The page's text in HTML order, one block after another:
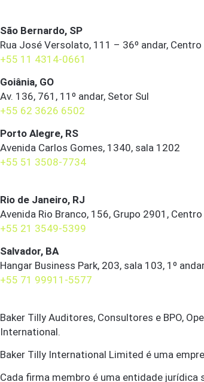
São Bernardo, SP
Rua José Versolato, 111 – 36º andar, Centro
+55 11 4314-0661
Goiânia, GO
Av. 136, 761, 11º andar, Setor Sul
+55 62 3626 6502
Porto Alegre, RS
Avenida Carlos Gomes, 1340, sala 1202
+55 51 3508-7734
Rio de Janeiro, RJ
Avenida Rio Branco, 156, Grupo 2901, Centro
+55 21 3549-5399
Salvador, BA
Hangar Business Park, 203, sala 103, 1º
+55 71 99911-5577
Baker Tilly Auditores, Consultores e BPO,
International.
Baker Tilly International Limited é uma
Cada firma membro é uma entidade jurídica